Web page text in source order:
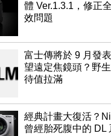
體 Ver.1.3.1，修正
效問題
富士傳將於 9 月發
望遠定焦鏡頭？野
待值拉滿
經典計畫大復活？
曾經胎死腹中的 DL